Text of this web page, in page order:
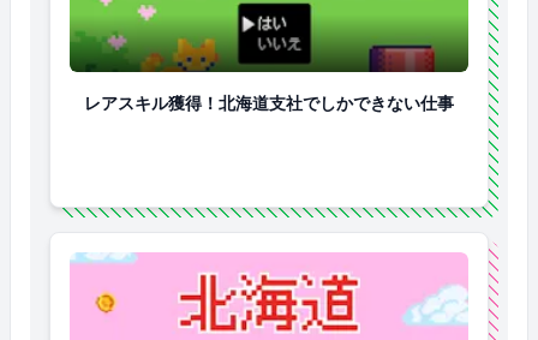
レアスキル獲得！北海道支社でしかできない仕事
レアスキル獲得！北海道支社でしかできない仕事